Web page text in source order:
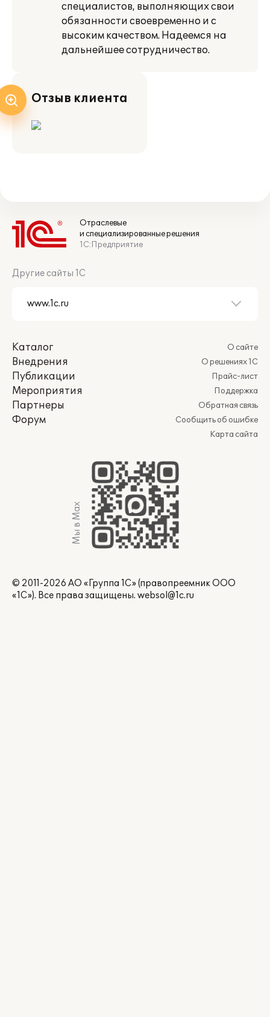
специалистов, выполняющих свои
обязанности своевременно и с
высоким качеством. Надеемся на
дальнейшее сотрудничество.
Отзыв клиента
Отраслевые
и специализированные решения
1С:Предприятие
Другие сайты 1С
Каталог
Внедрения
Публикации
Мероприятия
Партнеры
Форум
О сайте
О решениях 1С
Прайс-лист
Поддержка
Обратная связь
Сообщить об ошибке
Карта сайта
Мы в Max
© 2011-2026 АО «Группа 1С» (правопреемник ООО
«1С»). Все права защищены. websol@1c.ru